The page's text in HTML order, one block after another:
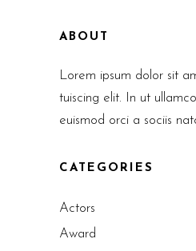
ABOUT
Lorem ipsum dolor sit
tuiscing elit. In ut
euismod orci a sociis
CATEGORIES
Actors
Award